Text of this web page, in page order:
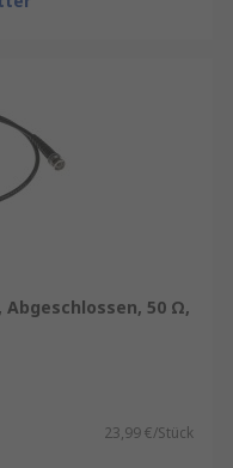
frei, was in
Tunneln oder
sein
und
Abgeschlossen, 50 Ω,
23,99 €/Stück